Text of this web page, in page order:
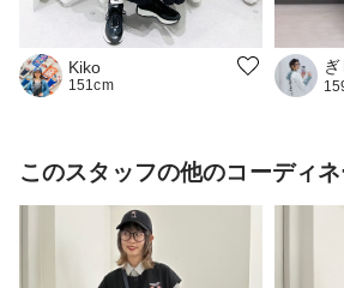
Kiko
151cm
ぎ
このスタッフの他のコーディネ